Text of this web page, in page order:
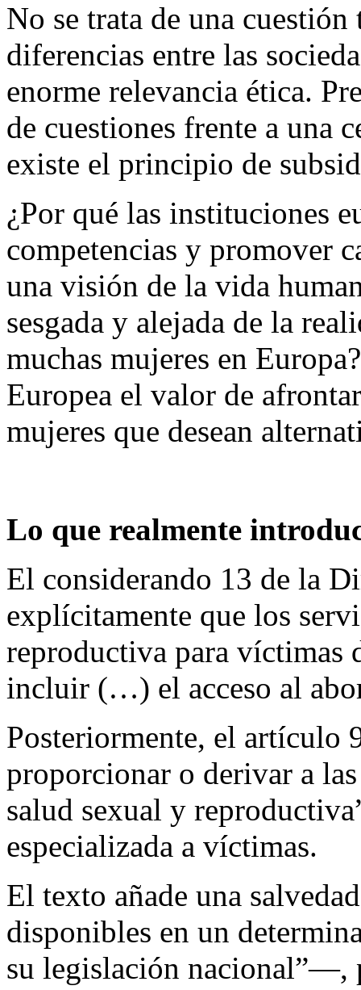
No se trata de una
diferencias entre las
enorme relevancia ética.
de cuestiones frente a una
existe el principio de
¿Por qué las instituciones
competencias y promover
una visión de la vida
sesgada y alejada de la
muchas mujeres en
Europea el valor de
mujeres que desean
Lo que realmente
El considerando 13 de la
explícitamente que los
reproductiva para víctimas
incluir (…) el acceso al
Posteriormente, el artículo
proporcionar o derivar a
salud sexual y
especializada a víctimas.
El texto añade una
disponibles en un
su legislación nacional”—,